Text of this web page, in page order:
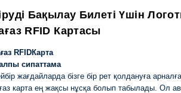
Бақылау Билеті Үшін
RFID Картасы
RFIDКарта
сипаттама
жағдайларда бізге бір рет қолдануға
карта ең жақсы нұсқа болып табылады. Ол